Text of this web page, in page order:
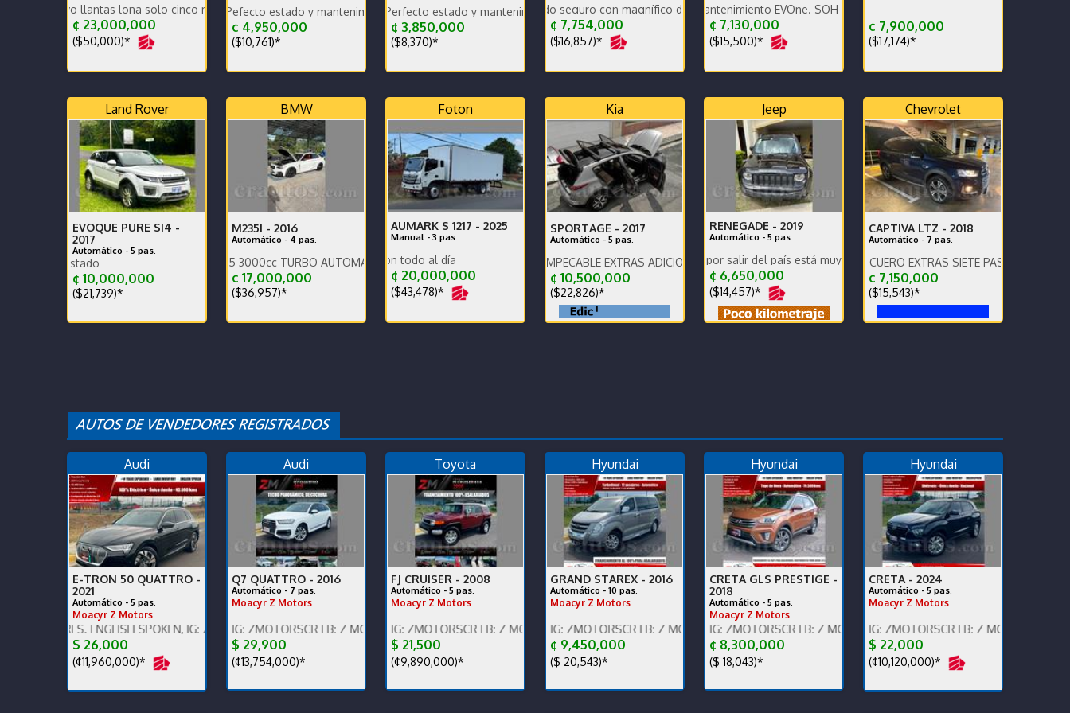
llantas lona solo cinco mil quinientos kms
¢ 23,000,000
($50,000)*
Traspaso incluido. Pefecto estado y mantenimiento. Garantia
¢ 4,950,000
($10,761)*
Traspaso incluido. Perfecto estado y mantenimiento.
¢ 3,850,000
($8,370)*
Turbo .carro cómodo seguro con magnífico desempeño
¢ 7,754,000
($16,857)*
Dos cargadores. Mantenimiento EVOne. SOH ochenta y cinco porciento. Mantenimientos al día
¢ 7,130,000
($15,500)*
¢ 7,900,000
($17,174)*
Land Rover
EVOQUE PURE SI4 -
2017
Automático - 5 pas.
Ganga…excelente estado
¢ 10,000,000
($21,739)*
BMW
M235I - 2016
Automático - 4 pas.
Año 2016 Motor N55 3000cc TURBO AUTOMÁTICO Cambios en el Volante 3 Modos de Conducción 8 velocidades
¢ 17,000,000
($36,957)*
Foton
AUMARK S 1217 - 2025
Manual - 3 pas.
Excelente estado con todo al día
¢ 20,000,000
($43,478)*
Kia
SPORTAGE - 2017
Automático - 5 pas.
EDICION LIMITADA IMPECABLE EXTRAS ADICIONALES
¢ 10,500,000
($22,826)*
Jeep
RENEGADE - 2019
Automático - 5 pas.
Se necesita vender por salir del país está muy buen cuidado
¢ 6,650,000
($14,457)*
Chevrolet
CAPTIVA LTZ - 2018
Automático - 7 pas.
COMO NUEVO AWD CUERO EXTRAS SIETE PASAJEROS
¢ 7,150,000
($15,543)*
Audi
E-TRON 50 QUATTRO -
2021
Automático - 5 pas.
Moacyr Z Motors
ENGLISH SPOKEN, IG: ZMOTORSCR FB: Z MOTORS. Contáctenos x WhatsApp.
$ 26,000
(¢11,960,000)*
Audi
Q7 QUATTRO - 2016
Automático - 7 pas.
Moacyr Z Motors
ENGLISH SPOKEN, IG: ZMOTORSCR FB: Z MOTORS. Contáctenos x WhatsApp.
$ 29,900
(¢13,754,000)*
Toyota
FJ CRUISER - 2008
Automático - 5 pas.
Moacyr Z Motors
ENGLISH SPOKEN, IG: ZMOTORSCR FB: Z MOTORS. Contáctenos x WhatsApp.
$ 21,500
(¢9,890,000)*
Hyundai
GRAND STAREX - 2016
Automático - 10 pas.
Moacyr Z Motors
ENGLISH SPOKEN, IG: ZMOTORSCR FB: Z MOTORS. Contáctenos x WhatsApp.
¢ 9,450,000
($ 20,543)*
Hyundai
CRETA GLS PRESTIGE -
2018
Automático - 5 pas.
Moacyr Z Motors
ENGLISH SPOKEN, IG: ZMOTORSCR FB: Z MOTORS. Contáctenos x WhatsApp.
¢ 8,300,000
($ 18,043)*
Hyundai
CRETA - 2024
Automático - 5 pas.
Moacyr Z Motors
ENGLISH SPOKEN, IG: ZMOTORSCR FB: Z MOTORS. Contáctenos x
$ 22,000
(¢10,120,000)*